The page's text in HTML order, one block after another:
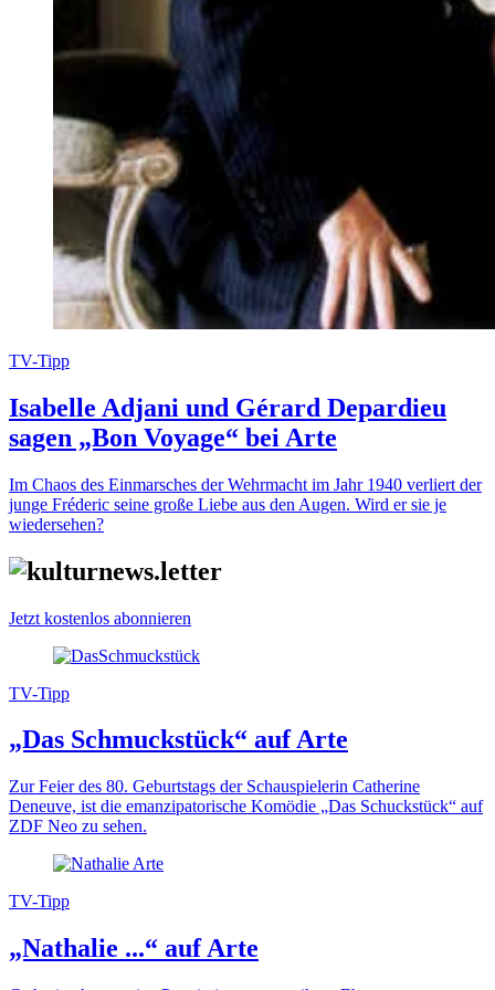
TV-Tipp
Isabelle Adjani und Gérard Depardieu
sagen „Bon Voyage“ bei Arte
Im Chaos des Einmarsches der Wehrmacht im Jahr 1940 verliert der
junge Fréderic seine große Liebe aus den Augen. Wird er sie je
wiedersehen?
Jetzt kostenlos abonnieren
TV-Tipp
„Das Schmuckstück“ auf Arte
Zur Feier des 80. Geburtstags der Schauspielerin Catherine
Deneuve, ist die emanzipatorische Komödie „Das Schuckstück“ auf
ZDF Neo zu sehen.
TV-Tipp
„Nathalie ...“ auf Arte